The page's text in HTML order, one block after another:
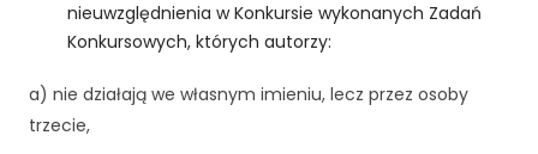
nieuwzględnienia w Konkursie wykonanych Zadań
Konkursowych, których autorzy:
a) nie działają we własnym imieniu, lecz przez osoby
trzecie,